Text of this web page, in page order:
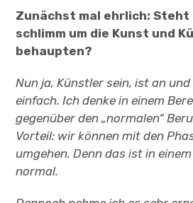
Zunächst mal ehrlich: Steht
schlimm um die Kunst und
behaupten?
Nun ja, Künstler sein, ist an
einfach. Ich denke in einem
gegenüber den „normalen“
Vorteil: wir können mit den
umgehen. Denn das ist in
normal.